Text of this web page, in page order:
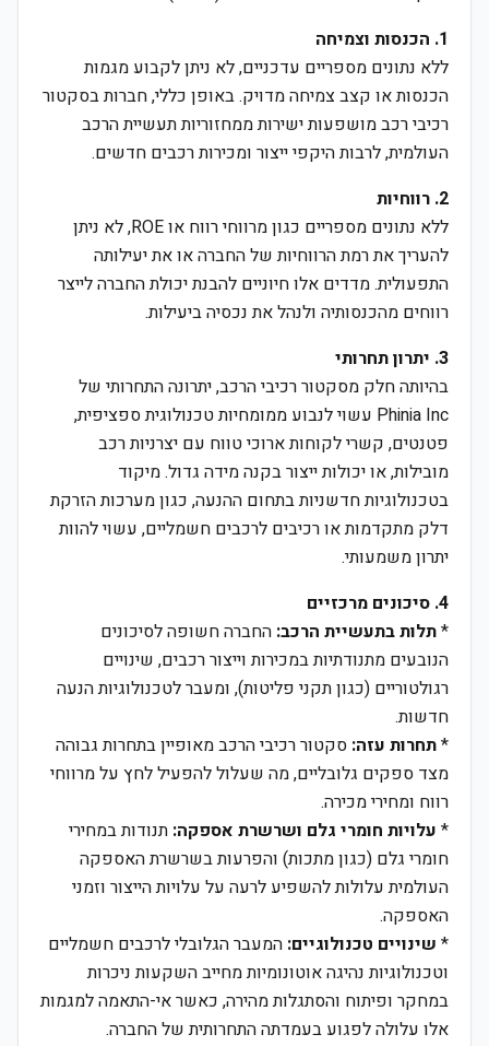
1. הכנסות וצמיחה
ללא נתונים מספריים עדכניים, לא ניתן לקבוע מגמות
הכנסות או קצב צמיחה מדויק. באופן כללי, חברות בסקטור
רכיבי רכב מושפעות ישירות ממחזוריות תעשיית הרכב
העולמית, לרבות היקפי ייצור ומכירות רכבים חדשים.
2. רווחיות
ללא נתונים מספריים כגון מרווחי רווח או ROE, לא ניתן
להעריך את רמת הרווחיות של החברה או את יעילותה
התפעולית. מדדים אלו חיוניים להבנת יכולת החברה לייצר
רווחים מהכנסותיה ולנהל את נכסיה ביעילות.
3. יתרון תחרותי
בהיותה חלק מסקטור רכיבי הרכב, יתרונה התחרותי של
Phinia Inc עשוי לנבוע ממומחיות טכנולוגית ספציפית,
פטנטים, קשרי לקוחות ארוכי טווח עם יצרניות רכב
מובילות, או יכולות ייצור בקנה מידה גדול. מיקוד
בטכנולוגיות חדשניות בתחום ההנעה, כגון מערכות הזרקת
דלק מתקדמות או רכיבים לרכבים חשמליים, עשוי להוות
יתרון משמעותי.
4. סיכונים מרכזיים
*תלות בתעשיית הרכב: החברה חשופה לסיכונים
הנובעים מתנודתיות במכירות וייצור רכבים, שינויים
רגולטוריים (כגון תקני פליטות), ומעבר לטכנולוגיות הנעה
חדשות.
*תחרות עזה: סקטור רכיבי הרכב מאופיין בתחרות גבוהה
מצד ספקים גלובליים, מה שעלול להפעיל לחץ על מרווחי
רווח ומחירי מכירה.
* עלויות חומרי גלם ושרשרת אספקה: תנודות במחירי
חומרי גלם (כגון מתכות) והפרעות בשרשרת האספקה
העולמית עלולות להשפיע לרעה על עלויות הייצור וזמני
האספקה.
* שינויים טכנולוגיים: המעבר הגלובלי לרכבים חשמליים
וטכנולוגיות נהיגה אוטונומיות מחייב השקעות ניכרות
במחקר ופיתוח והסתגלות מהירה, כאשר אי-התאמה למגמות
אלו עלולה לפגוע בעמדתה התחרותית של החברה.